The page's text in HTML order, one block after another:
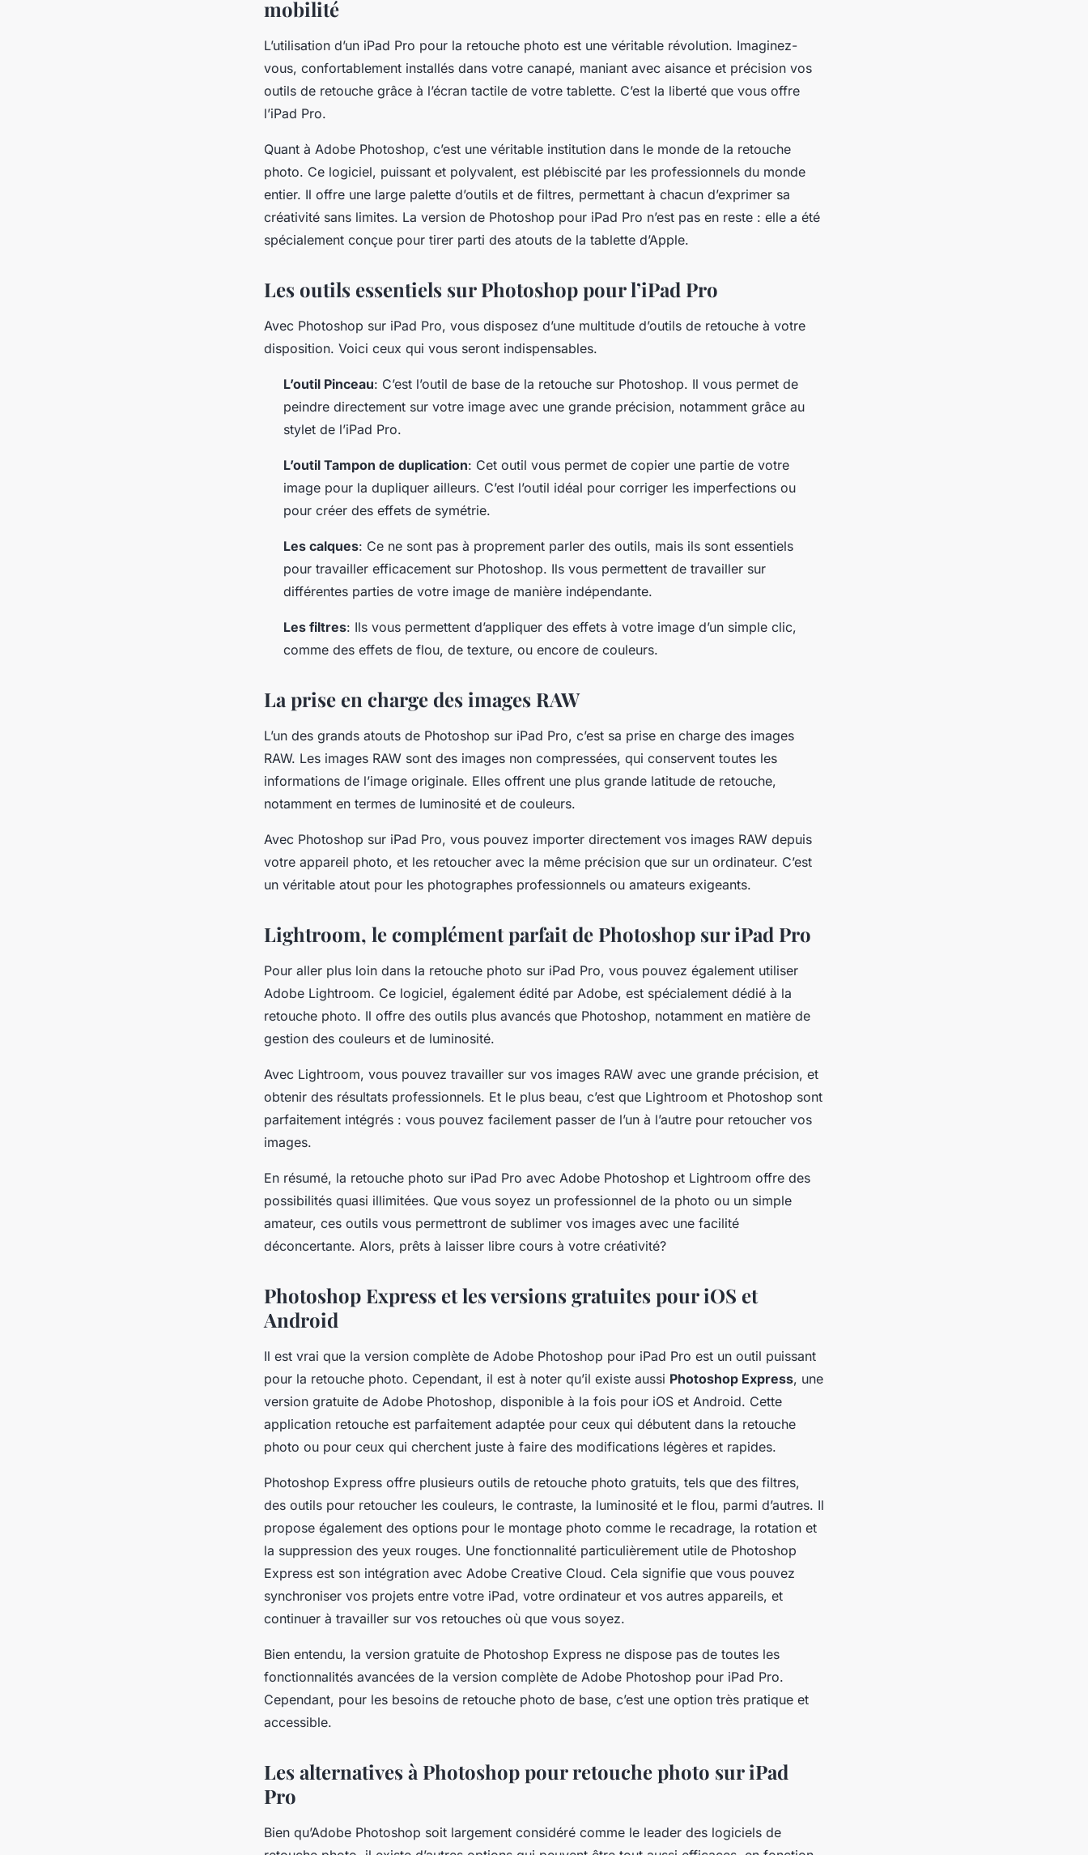
mobilité
L’utilisation d’un iPad Pro pour la retouche photo est une véritable révolution. Imaginez-
vous, confortablement installés dans votre canapé, maniant avec aisance et précision vos
outils de retouche grâce à l’écran tactile de votre tablette. C’est la liberté que vous offre
l’iPad Pro.
Quant à Adobe Photoshop, c’est une véritable institution dans le monde de la retouche
photo. Ce logiciel, puissant et polyvalent, est plébiscité par les professionnels du monde
entier. Il offre une large palette d’outils et de filtres, permettant à chacun d’exprimer sa
créativité sans limites. La version de Photoshop pour iPad Pro n’est pas en reste : elle a été
spécialement conçue pour tirer parti des atouts de la tablette d’Apple.
Les outils essentiels sur Photoshop pour l’iPad Pro
Avec Photoshop sur iPad Pro, vous disposez d’une multitude d’outils de retouche à votre
disposition. Voici ceux qui vous seront indispensables.
L’outil Pinceau: C’est l’outil de base de la retouche sur Photoshop. Il vous permet de
peindre directement sur votre image avec une grande précision, notamment grâce au
stylet de l’iPad Pro.
L’outil Tampon de duplication: Cet outil vous permet de copier une partie de votre
image pour la dupliquer ailleurs. C’est l’outil idéal pour corriger les imperfections ou
pour créer des effets de symétrie.
Les calques: Ce ne sont pas à proprement parler des outils, mais ils sont essentiels
pour travailler efficacement sur Photoshop. Ils vous permettent de travailler sur
différentes parties de votre image de manière indépendante.
Les filtres: Ils vous permettent d’appliquer des effets à votre image d’un simple clic,
comme des effets de flou, de texture, ou encore de couleurs.
La prise en charge des images RAW
L’un des grands atouts de Photoshop sur iPad Pro, c’est sa prise en charge des images
RAW. Les images RAW sont des images non compressées, qui conservent toutes les
informations de l’image originale. Elles offrent une plus grande latitude de retouche,
notamment en termes de luminosité et de couleurs.
Avec Photoshop sur iPad Pro, vous pouvez importer directement vos images RAW depuis
votre appareil photo, et les retoucher avec la même précision que sur un ordinateur. C’est
un véritable atout pour les photographes professionnels ou amateurs exigeants.
Lightroom, le complément parfait de Photoshop sur iPad Pro
Pour aller plus loin dans la retouche photo sur iPad Pro, vous pouvez également utiliser
Adobe Lightroom. Ce logiciel, également édité par Adobe, est spécialement dédié à la
retouche photo. Il offre des outils plus avancés que Photoshop, notamment en matière de
gestion des couleurs et de luminosité.
Avec Lightroom, vous pouvez travailler sur vos images RAW avec une grande précision, et
obtenir des résultats professionnels. Et le plus beau, c’est que Lightroom et Photoshop sont
parfaitement intégrés : vous pouvez facilement passer de l’un à l’autre pour retoucher vos
images.
En résumé, la retouche photo sur iPad Pro avec Adobe Photoshop et Lightroom offre des
possibilités quasi illimitées. Que vous soyez un professionnel de la photo ou un simple
amateur, ces outils vous permettront de sublimer vos images avec une facilité
déconcertante. Alors, prêts à laisser libre cours à votre créativité?
Photoshop Express et les versions gratuites pour iOS et
Android
Il est vrai que la version complète de Adobe Photoshop pour iPad Pro est un outil puissant
pour la retouche photo. Cependant, il est à noter qu’il existe aussi Photoshop Express, une
version gratuite de Adobe Photoshop, disponible à la fois pour iOS et Android. Cette
application retouche est parfaitement adaptée pour ceux qui débutent dans la retouche
photo ou pour ceux qui cherchent juste à faire des modifications légères et rapides.
Photoshop Express offre plusieurs outils de retouche photo gratuits, tels que des filtres,
des outils pour retoucher les couleurs, le contraste, la luminosité et le flou, parmi d’autres. Il
propose également des options pour le montage photo comme le recadrage, la rotation et
la suppression des yeux rouges. Une fonctionnalité particulièrement utile de Photoshop
Express est son intégration avec Adobe Creative Cloud. Cela signifie que vous pouvez
synchroniser vos projets entre votre iPad, votre ordinateur et vos autres appareils, et
continuer à travailler sur vos retouches où que vous soyez.
Bien entendu, la version gratuite de Photoshop Express ne dispose pas de toutes les
fonctionnalités avancées de la version complète de Adobe Photoshop pour iPad Pro.
Cependant, pour les besoins de retouche photo de base, c’est une option très pratique et
accessible.
Les alternatives à Photoshop pour retouche photo sur iPad
Pro
Bien qu’Adobe Photoshop soit largement considéré comme le leader des logiciels de